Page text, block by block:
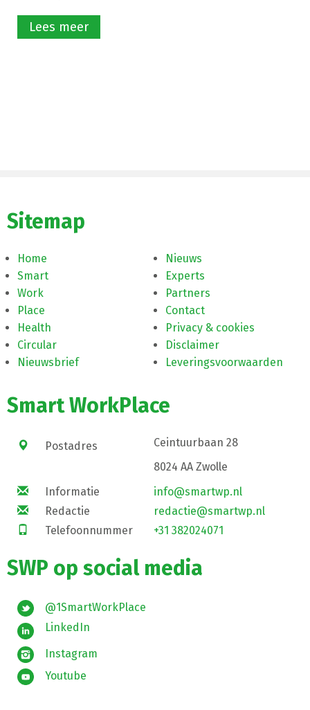
Lees meer
Sitemap
Home
Smart
Work
Place
Health
Circular
Nieuwsbrief
Nieuws
Experts
Partners
Contact
Privacy & cookies
Disclaimer
Leveringsvoorwaarden
Smart WorkPlace
Postadres
Ceintuurbaan 28
8024 AA Zwolle
Informatie
info@smartwp.nl
Redactie
redactie@smartwp.nl
Telefoonnummer
+31 382024071
SWP op social media
@1SmartWorkPlace
LinkedIn
Instagram
Youtube